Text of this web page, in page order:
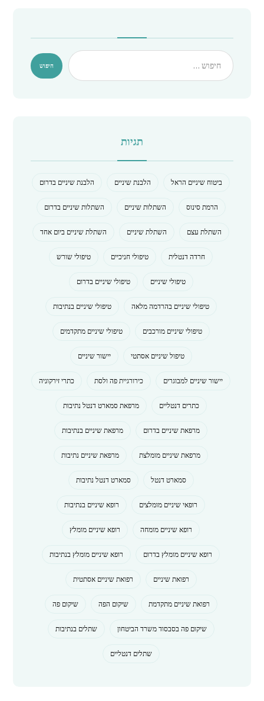
תגיות
ביטוח שיניים הראל הלבנת שיניים
הלבנת שיניים בדרום
הרמת סינוס
השתלות שיניים
השתלות שיניים בדרום
השתלת עצם
השתלת שיניים
השתלת שיניים ביום אחד
חרדה דנטלית
טיפולי חניכיים
טיפולי שורש
טיפולי שיניים
טיפולי שיניים בדרום
טיפולי שיניים בהרדמה מלאה
טיפולי שיניים בנתיבות
טיפולי שיניים מורכבים
טיפולי שיניים מתקדמים
טיפול שיניים אסתטי
יישור שיניים
יישור שיניים למבוגרים
כירורגיית פה ולסת
כתרי זירקוניה
כתרים דנטליים
מרפאת סמארט דנטל נתיבות
מרפאת שיניים בדרום
מרפאת שיניים בנתיבות
מרפאת שיניים מומלצת
מרפאת שיניים נתיבות
סמארט דנטל
סמארט דנטל נתיבות
רופאי שיניים מומלצים
רופא שיניים בנתיבות
רופא שיניים מומחה
רופא שיניים מומלץ
רופא שיניים מומלץ בדרום
רופא שיניים מומלץ בנתיבות
רפואת שיניים
רפואת שיניים אסתטית
רפואת שיניים מתקדמת
שיקום הפה
שיקום פה
שיקום פה בסבסוד משרד הביטחון
שתלים בנתיבות
שתלים דנטליים